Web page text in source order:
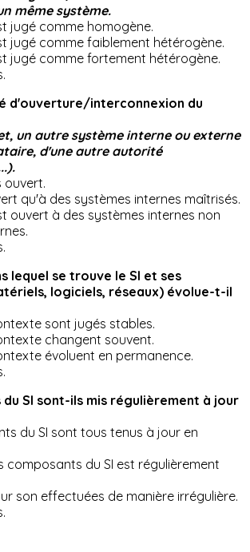
même système.
jugé comme homogène.
jugé comme faiblement hétérogène.
jugé comme fortement hétérogène.
d'ouverture/interconnexion du
un autre système interne ou externe
d'une autre autorité
ouvert.
qu'à des systèmes internes maîtrisés.
ouvert à des systèmes internes non
lequel se trouve le SI et ses
logiciels, réseaux) évolue-t-il
sont jugés stables.
changent souvent.
évoluent en permanence.
SI sont-ils mis régulièrement à jour
du SI sont tous tenus à jour en
composants du SI est régulièrement
son effectuées de manière irrégulière.